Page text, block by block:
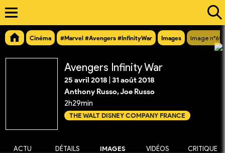
Cinéma #Marvel #Avengers #InfinityWar Images Image
Avengers Infinity War
25 avril 2018 31 août 2018
Anthony Russo, Joe Russo
2h29min
THE WALT DISNEY COMPANY FRANCE
ACTU DÉTAILS IMAGES VIDÉOS CRITIQUE